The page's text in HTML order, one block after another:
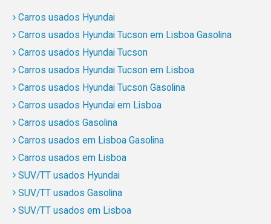
Carros usados Hyundai
Carros usados Hyundai Tucson em Lisboa Gasolina
Carros usados Hyundai Tucson
Carros usados Hyundai Tucson em Lisboa
Carros usados Hyundai Tucson Gasolina
Carros usados Hyundai em Lisboa
Carros usados Gasolina
Carros usados em Lisboa Gasolina
Carros usados em Lisboa
SUV/TT usados Hyundai
SUV/TT usados Gasolina
SUV/TT usados em Lisboa